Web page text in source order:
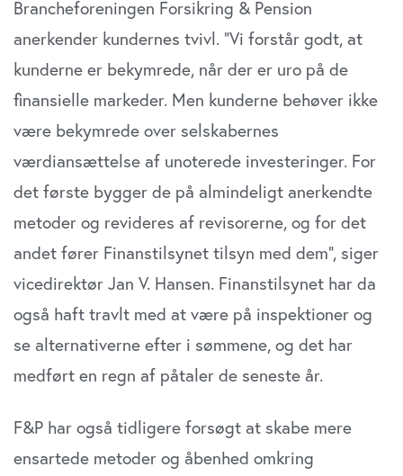
Brancheforeningen Forsikring & Pension
anerkender kundernes tvivl. ”Vi forstår godt, at
kunderne er bekymrede, når der er uro på de
finansielle markeder. Men kunderne behøver ikke
være bekymrede over selskabernes
værdiansættelse af unoterede investeringer. For
det første bygger de på almindeligt anerkendte
metoder og revideres af revisorerne, og for det
andet fører Finanstilsynet tilsyn med dem”, siger
vicedirektør Jan V. Hansen. Finanstilsynet har da
også haft travlt med at være på inspektioner og
se alternativerne efter i sømmene, og det har
medført en regn af påtaler de seneste år.
F&P har også tidligere forsøgt at skabe mere
ensartede metoder og åbenhed omkring